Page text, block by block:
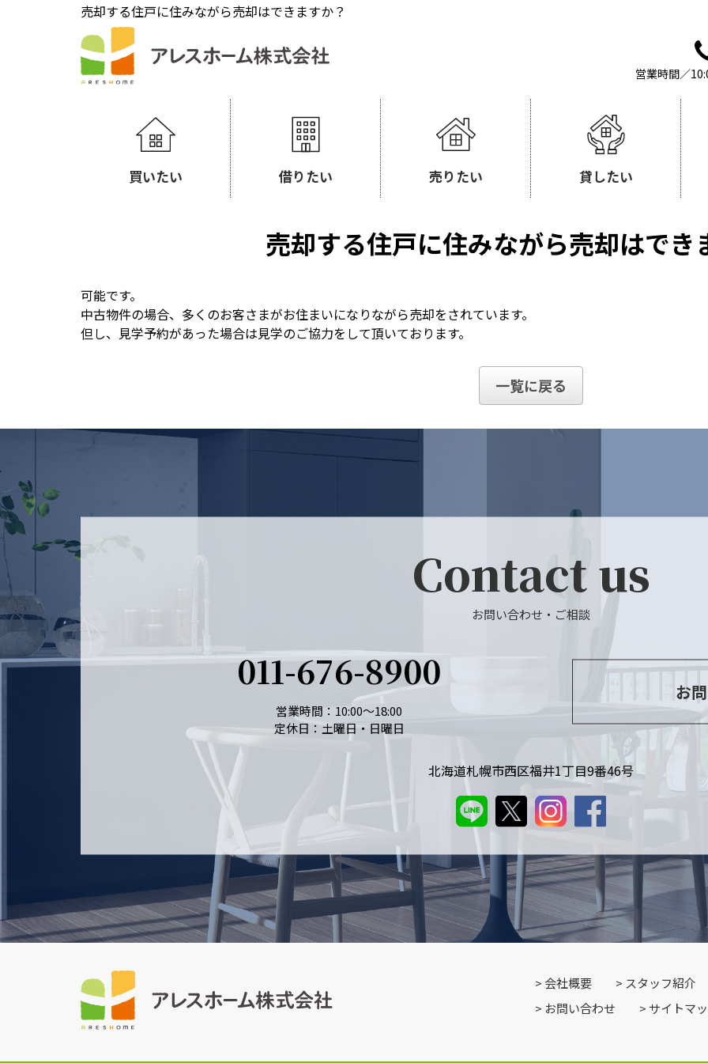
売却する住戸に住みながら売却はできますか？
営業時間／
買いたい 借りたい 売りたい 貸したい
売却する住戸に住みながら売却はでき
可能です。
中古物件の場合、多くのお客さまがお住まいになりながら売却をされています。
但し、見学予約があった場合は見学のご協力をして頂いております。
一覧に戻る
Contact us
お問い合わせ・ご相談
011-676-8900
営業時間：10:00～18:00
定休日：土曜日・日曜日
お
北海道札幌市西区福井1丁目9番46号
会社概要
スタッフ紹介
お問い合わせ
サイトマ